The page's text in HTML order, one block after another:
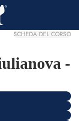
SCHEDA DEL CORSO
-